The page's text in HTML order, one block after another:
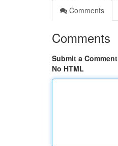
Comments
Comments
Submit a Comment
No HTML